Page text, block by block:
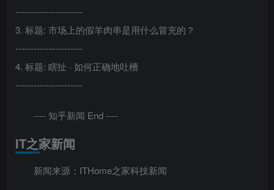
----------------------
3. 标题: 市场上的假羊肉串是用什么冒充的？
----------------------
4. 标题: 瞎扯 · 如何正确地吐槽
----------------------
---- 知乎新闻 End ----
IT之家新闻
新闻来源：ITHome之家科技新闻